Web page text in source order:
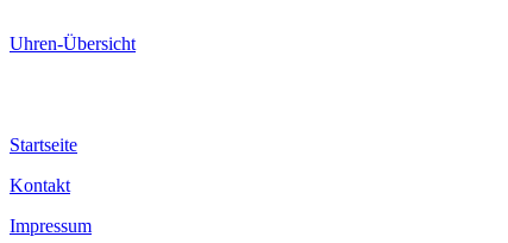
Uhren-Übersicht
Startseite
Kontakt
Impressum